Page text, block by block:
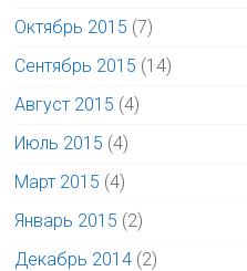
Октябрь 2015 (7)
Сентябрь 2015 (14)
Август 2015 (4)
Июль 2015 (4)
Март 2015 (4)
Январь 2015 (2)
Декабрь 2014 (2)